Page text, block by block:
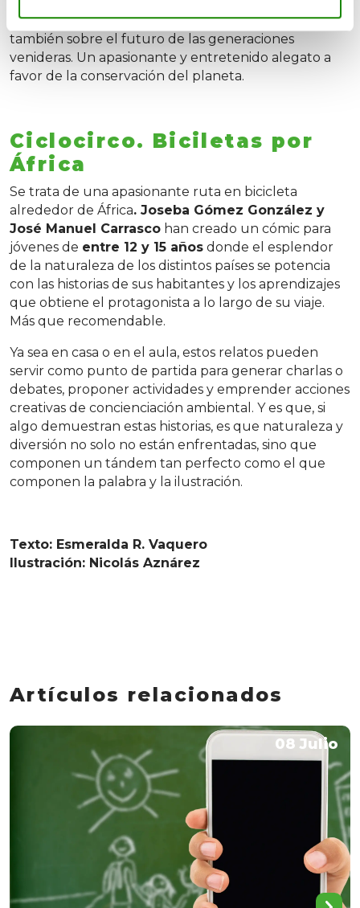
libro habla de amistad y del medio ambiente, pero
también sobre el futuro de las generaciones
venideras. Un apasionante y entretenido alegato a
favor de la conservación del planeta.
Ciclocirco. Biciletas por
África
Se trata de una apasionante ruta en bicicleta
alrededor de África. Joseba Gómez González y
José Manuel Carrasco han creado un cómic para
jóvenes de entre 12 y 15 años donde el esplendor
de la naturaleza de los distintos países se potencia
con las historias de sus habitantes y los aprendizajes
que obtiene el protagonista a lo largo de su viaje.
Más que recomendable.
Ya sea en casa o en el aula, estos relatos pueden
servir como punto de partida para generar charlas o
debates, proponer actividades y emprender acciones
creativas de concienciación ambiental. Y es que, si
algo demuestran estas historias, es que naturaleza y
diversión no solo no están enfrentadas, sino que
componen un tándem tan perfecto como el que
componen la palabra y la ilustración.
Texto: Esmeralda R. Vaquero
Ilustración: Nicolás Aznárez
Artículos relacionados
08 Julio